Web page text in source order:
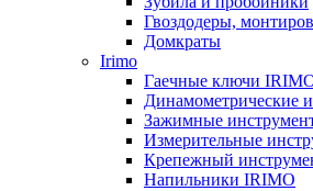
Гвоздодеры,
Домкраты
Irimo
Гаечные ключи
Динамометрические
Зажимные
Измерительные
Крепежный
Напильники IRIMO